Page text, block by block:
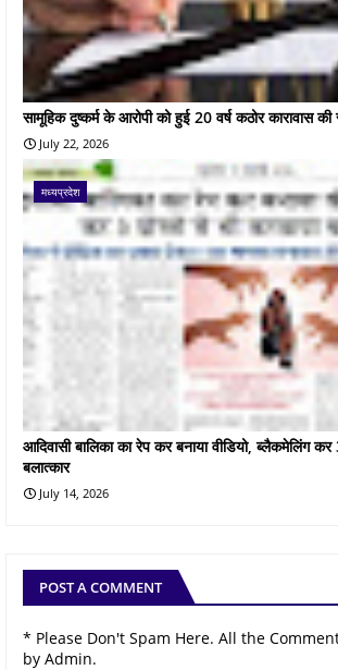
सामूहिक दुष्कर्म के आरोपी को हुई 20 वर्ष कठोर कारावास
July 22, 2026
मध्यप्रदेश
आदिवासी बालिका का रेप कर बनाया वीडियो, ब्लैकमेलिंग कर
बलात्कार
July 14, 2026
POST A COMMENT
* Please Don't Spam Here. All the
by Admin.